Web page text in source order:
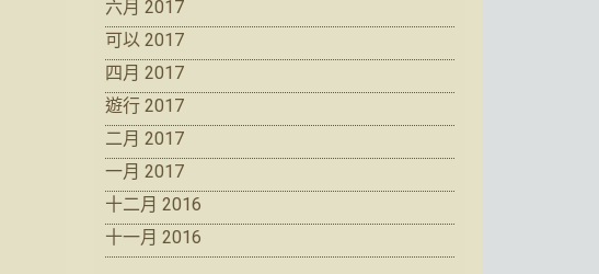
六月 2017
可以 2017
四月 2017
遊行 2017
二月 2017
一月 2017
十二月 2016
十一月 2016